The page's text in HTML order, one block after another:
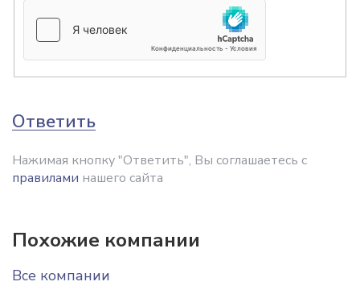
Ответить
Нажимая кнопку "Ответить", Вы соглашаетесь с
правилами нашего сайта
Похожие компании
Все компании